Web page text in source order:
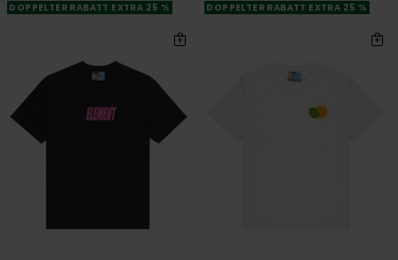
DOPPELTER RABATT EXTRA 25 %
DOPPELTER RABATT EXTRA 25 %